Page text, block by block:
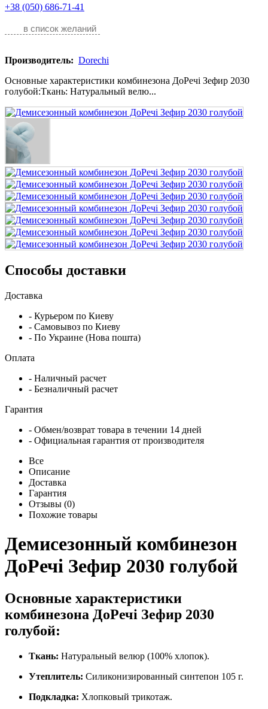
+38 (050) 686-71-41
в список желаний
Производитель: Dorechi
Основные характеристики комбинезона ДоРечі Зефир 2030
голубой:Ткань: Натуральный велю...
Способы доставки
Доставка
- Курьером по Киеву
- Самовывоз по Киеву
- По Украине (Нова пошта)
Оплата
- Наличный расчет
- Безналичный расчет
Гарантия
- Обмен/возврат товара в течении 14 дней
- Официальная гарантия от производителя
Все
Описание
Доставка
Гарантия
Отзывы (0)
Похожие товары
Демисезонный комбинезон
ДоРечі Зефир 2030 голубой
Основные характеристики
комбинезона ДоРечі Зефир 2030
голубой:
Ткань: Натуральный велюр (100% хлопок).
Утеплитель: Силиконизированный синтепон 105 г.
Подкладка: Хлопковый трикотаж.